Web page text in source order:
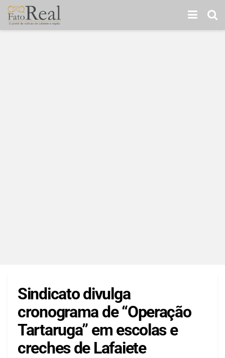
Sindicato divulga
cronograma de “Operação
Tartaruga” em escolas e
creches de Lafaiete